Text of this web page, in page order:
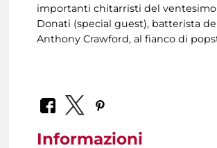
importanti chitarristi del ventesimo
Donati (special guest), batterista
Anthony Crawford, al fianco di
Informazioni